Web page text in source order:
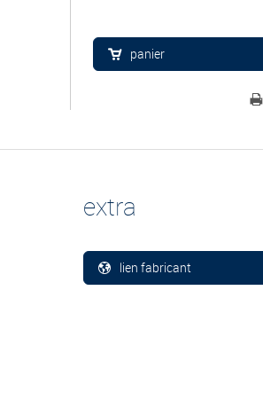
panier
extra
lien fabricant